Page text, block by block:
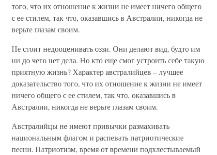
того, что их отношение к жизни не имеет ничего общего
с ее стилем, так что, оказавшись в Австралии, никогда не
верьте глазам своим.
Не стоит недооценивать оззи. Они делают вид, будто им
ни до чего нет дела. Но кто еще смог устроить себе такую
приятную жизнь? Характер австралийцев – лучшее
доказательство того, что их отношение к жизни не имеет
ничего общего с ее стилем, так что, оказавшись в
Австралии, никогда не верьте глазам своим.
Австралийцы не имеют привычки размахивать
национальным флагом и распевать патриотические
песни. Патриотизм, время от времени подхлестываемый